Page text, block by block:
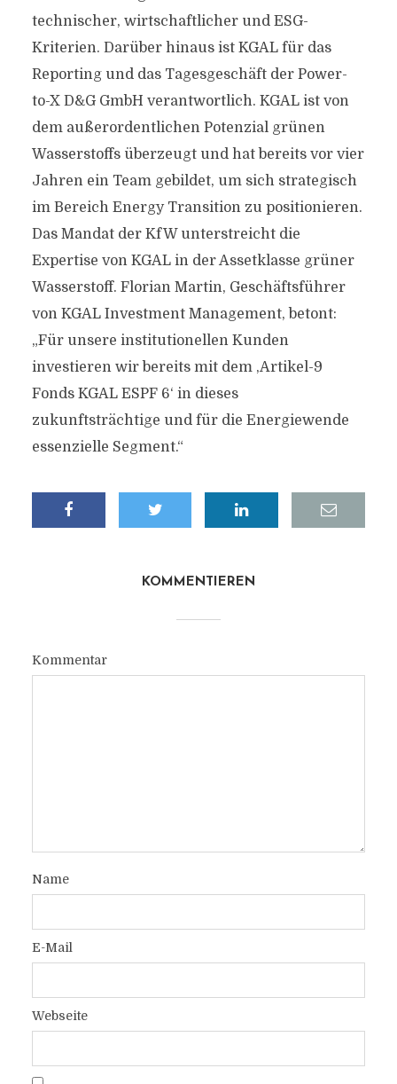
technischer, wirtschaftlicher und ESG-
Kriterien. Darüber hinaus ist KGAL für das
Reporting und das Tagesgeschäft der Power-
to-X D&G GmbH verantwortlich. KGAL ist von
dem außerordentlichen Potenzial grünen
Wasserstoffs überzeugt und hat bereits vor vier
Jahren ein Team gebildet, um sich strategisch
im Bereich Energy Transition zu positionieren.
Das Mandat der KfW unterstreicht die
Expertise von KGAL in der Assetklasse grüner
Wasserstoff. Florian Martin, Geschäftsführer
von KGAL Investment Management, betont:
„Für unsere institutionellen Kunden
investieren wir bereits mit dem ‚Artikel-9
Fonds KGAL ESPF 6‘ in dieses
zukunftsträchtige und für die Energiewende
essenzielle Segment.“
KOMMENTIEREN
Kommentar
Name
E-Mail
Webseite